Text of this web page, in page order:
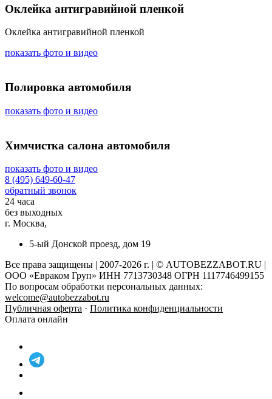
Оклейка антигравийной пленкой
Оклейка антигравийной пленкой
показать фото и видео
Полировка автомобиля
показать фото и видео
Химчистка салона автомобиля
показать фото и видео
8 (495) 649-60-47
обратный звонок
24 часа
без выходных
г. Москва,
5-ый Донской проезд, дом 19
Все права защищены | 2007-2026 г. | © AUTOBEZZABOT.RU |
ООО «Евраком Груп» ИНН 7713730348 ОГРН 1117746499155
По вопросам обработки персональных данных:
welcome@autobezzabot.ru
Публичная оферта · Политика конфиденциальности
Оплата онлайн